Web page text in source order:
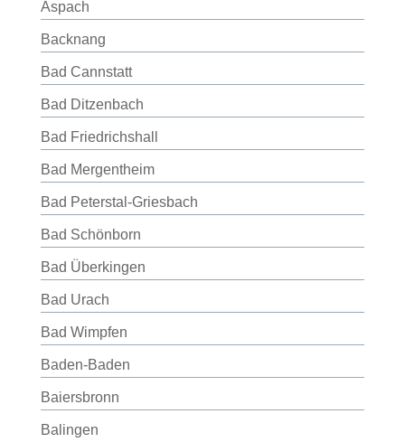
Aspach
Backnang
Bad Cannstatt
Bad Ditzenbach
Bad Friedrichshall
Bad Mergentheim
Bad Peterstal-Griesbach
Bad Schönborn
Bad Überkingen
Bad Urach
Bad Wimpfen
Baden-Baden
Baiersbronn
Balingen